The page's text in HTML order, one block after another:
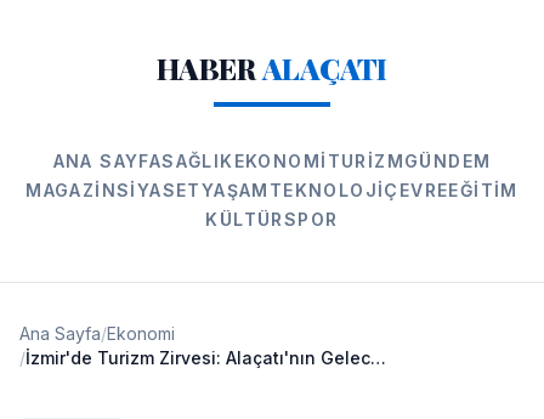
HABERALAÇATI
ANA SAYFASAĞLIK EKONOMI TURIZMGÜNDEM
MAGAZINSIYASETYAŞAM TEKNOLOJIÇEVREEĞITIM
KÜLTÜRSPOR
Ana Sayfa/Ekonomi
/
İzmir'de Turizm Zirvesi: Alaçatı'nın Geleceği Masaya Yatırıldı